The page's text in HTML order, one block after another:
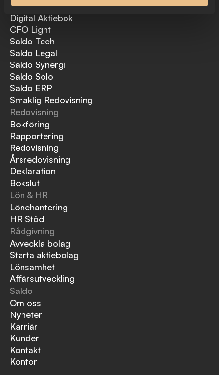
CFO Light
Digital Aktiebok
CFO Light
Saldo Tech
Saldo Legal
Saldo Synergi
Saldo Solo
Saldo ERP
Smaklig Redovisning
Redovisning
Bokföring
Rapportering
Redovisning
Årsredovisning
Deklaration
Bokslut
Lön & HR
Lönehantering
HR Stöd
Rådgivning
Avveckla bolag
Starta aktiebolag
Lönsamhet
Affärsutveckling
Saldo
Om oss
Nyheter
Karriär
Kunder
Kontakt
Kontor